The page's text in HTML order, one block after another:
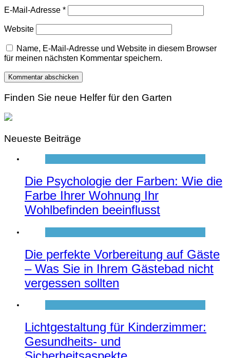
E-Mail-Adresse *
Website
Name, E-Mail-Adresse und Website in diesem Browser
für meinen nächsten Kommentar speichern.
Finden Sie neue Helfer für den Garten
Neueste Beiträge
Die Psychologie der Farben: Wie die
Farbe Ihrer Wohnung Ihr
Wohlbefinden beeinflusst
Die perfekte Vorbereitung auf Gäste
– Was Sie in Ihrem Gästebad nicht
vergessen sollten
Lichtgestaltung für Kinderzimmer:
Gesundheits- und